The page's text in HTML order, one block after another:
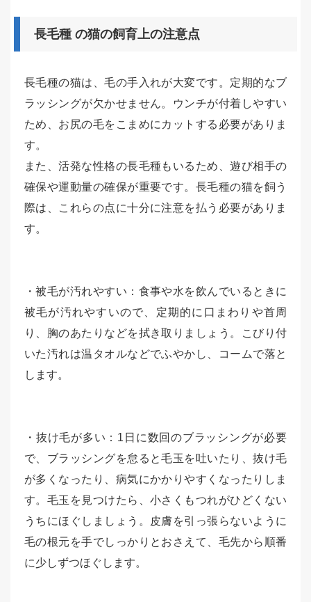
長毛種 の猫の飼育上の注意点
長毛種の猫は、毛の手入れが大変です。定期的なブ
ラッシングが欠かせません。ウンチが付着しやすい
ため、お尻の毛をこまめにカットする必要がありま
す。
また、活発な性格の長毛種もいるため、遊び相手の
確保や運動量の確保が重要です。長毛種の猫を飼う
際は、これらの点に十分に注意を払う必要がありま
す。
・被毛が汚れやすい：食事や水を飲んでいるときに
被毛が汚れやすいので、定期的に口まわりや首周
り、胸のあたりなどを拭き取りましょう。こびり付
いた汚れは温タオルなどでふやかし、コームで落と
します。
・抜け毛が多い：1日に数回のブラッシングが必要
で、ブラッシングを怠ると毛玉を吐いたり、抜け毛
が多くなったり、病気にかかりやすくなったりしま
す。毛玉を見つけたら、小さくもつれがひどくない
うちにほぐしましょう。皮膚を引っ張らないように
毛の根元を手でしっかりとおさえて、毛先から順番
に少しずつほぐします。